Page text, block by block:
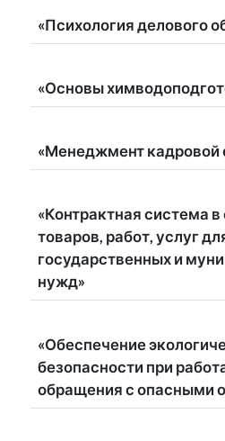
«Психология делового
«Основы
«Менеджмент кадровой
«Контрактная система
товаров, работ, услуг
государственных и
нужд»
«Обеспечение
безопасности при
обращения с опасными